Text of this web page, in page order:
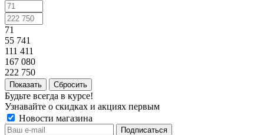
71
55 741
111 411
167 080
222 750
Сбросить
Будьте всегда в курсе!
Узнавайте о скидках и акциях первым
Новости магазина